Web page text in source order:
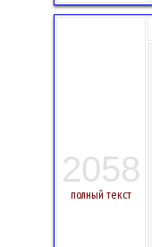
2058
полный текст